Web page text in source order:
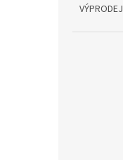
VÝPRODEJ